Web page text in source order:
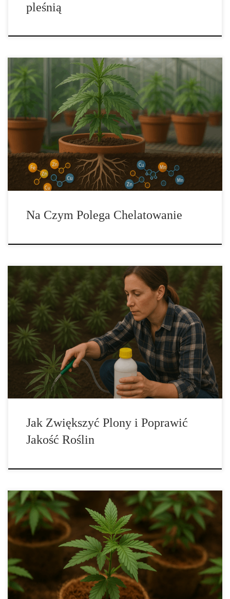
pleśnią
Chelatacja w uprawie roślin – jak wykorzystać „nośniki”
mikroelementów dla lepszych plonów Jeśli uprawiasz w glebie,
coco albo hydroponice, prędzej czy później zetkniesz się z
pojęciem chelatacji. To sprytna metoda „opieki” nad
mikroelementami, dzięki której żelazo, mangan czy cynk pozostają
przyswajalne dłużej, w szerszym zakresie pH i przy mniejszej
skłonności […]
Na Czym Polega Chelatowanie
Suplementacja węglowodanami – sekret większych plonów i
zdrowszych roślin Suplementacja węglowodanami staje się coraz
popularniejszą techniką wśród ogrodników i hodowców
hydroponicznych. Cukry odgrywają rolę paliwa energetycznego,
materiału budulcowego i wsparcia dla mikroorganizmów w strefie
korzeniowej. Właściwie dobrane źródła węglowodanów pomagają
roślinom w krytycznych fazach wzrostu, zwiększając plony,
poprawiając aromat i […]
Jak Zwiększyć Plony i Poprawić
Jakość Roślin
Coco Coir – Najbardziej Szczegółowy Przewodnik po Podłożu
Kokosowym dla Ogrodników i Hodowców Coco coir, czyli
włókno kokosowe, to jedno z najbardziej innowacyjnych i
ekologicznych podłoży w uprawie roślin. Zyskało ogromne
uznanie w ogrodnictwie, hydroponice i uprawach profesjonalnych
ze względu na wyjątkowe właściwości, które łączą zalety torfu,
wełny mineralnej i […]